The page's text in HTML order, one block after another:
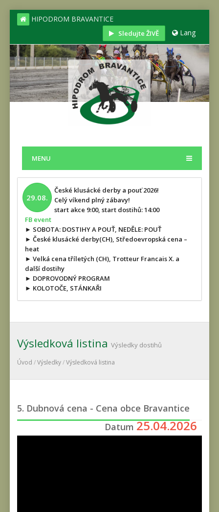
HIPODROM BRAVANTICE
Sledujte ŽIVĚ Lang
MENU
29.08.
České klusácké derby a pouť 2026!
Celý víkend plný zábavy!
start akce 9:00, start dostihů: 14:00
FB event
► SOBOTA: DOSTIHY A POUŤ, NEDĚLE: POUŤ
► České klusácké derby(CH), Středoevropská cena –
heat
► Velká cena tříletých (CH), Trotteur Francais X. a
další dostihy
► DOPROVODNÝ PROGRAM
► KOLOTOČE, STÁNKAŘI
Výsledková listina Výsledky dostihů
Úvod /Výsledky/Výsledková listina
5. Dubnová cena - Cena obce Bravantice
Datum 25.04.2026